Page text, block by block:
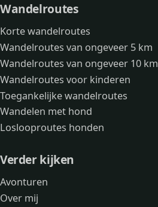
Wandelroutes
Korte wandelroutes
Wandelroutes van ongeveer 5 km
Wandelroutes van ongeveer 10 km
Wandelroutes voor kinderen
Toegankelijke wandelroutes
Wandelen met hond
Loslooproutes honden
Verder kijken
Avonturen
Over mij